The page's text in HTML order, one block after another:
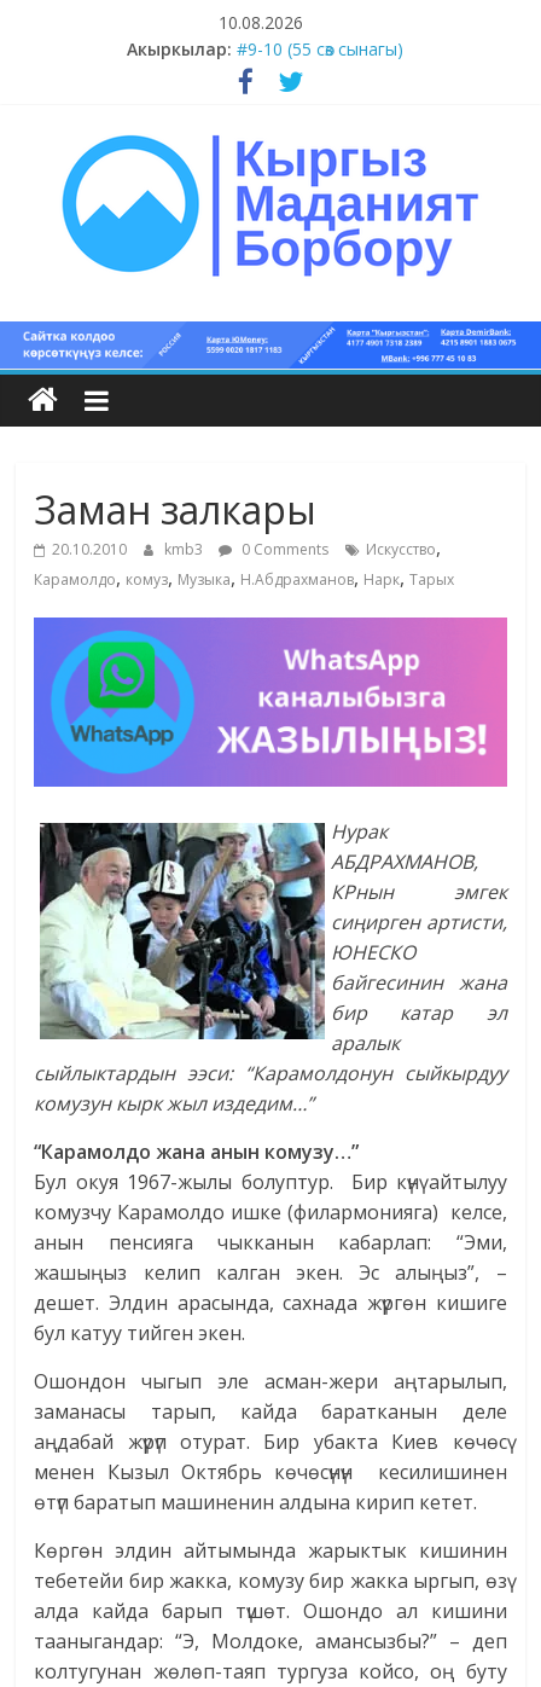
10.08.2026
Акыркылар: #11-12 (55 сөз сынагы)
#9-10 (55 сөз сынагы)
#5-8 (55 сөз сынагы)
#13-14 (55 сөз сынагы)
Кыргыз
маданият
Кыргыз
маданияты
жана
адабияты
Заман залкары
20.10.2010 kmb3 0 Comments Искусство,
Карамолдо, комуз, Музыка, Н.Абдрахманов, Нарк,Тарых
Нурак
АБДРАХМАНОВ,
КРнын эмгек
сиңирген артисти,
ЮНЕСКО
байгесинин жана
бир катар эл
аралык
сыйлыктардын ээси: “Карамолдонун сыйкырдуу
комузун кырк жыл издедим…”
“Карамолдо жана анын комузу…”
Бул окуя 1967-жылы болуптур. Бир күнү айтылуу
комузчу Карамолдо ишке (филармонияга) келсе,
анын пенсияга чыкканын кабарлап: “Эми,
жашыңыз келип калган экен. Эс алыңыз”, –
дешет. Элдин арасында, сахнада жүргөн кишиге
бул катуу тийген экен.
Ошондон чыгып эле асман-жери аңтарылып,
заманасы тарып, кайда баратканын деле
аңдабай жүрүп отурат. Бир убакта Киев көчөсү
менен Кызыл Октябрь кө­чөсүнүн кесилишинен
өтүп баратып машиненин алдына кирип кетет.
Көргөн элдин айтымында жарыктык кишинин
тебетейи бир жакка, комузу бир жакка ыргып, өзү
алда кайда барып түшөт. Ошондо ал кишини
тааныгандар: “Э, Молдоке, амансызбы?” – деп
колтугунан жөлөп-таяп тургуза койсо, оң буту